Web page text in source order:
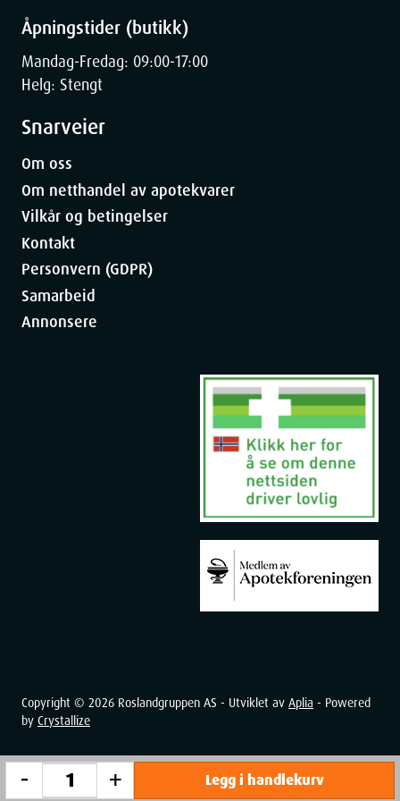
Ingredienser
Inneholder fexofenadin, mikrokrystallinsk cellulose, maisstivelse,
krysskarmellosenatrium, magnesiumstearat, hypromellose,
jernoksid.
Width
12.6cm
- + Legg i handlekurv
Åpningstider (butikk)
Mandag-Fredag: 09:00-17:00
Helg: Stengt
Snarveier
Om oss
Om netthandel av apotekvarer
Vilkår og betingelser
Kontakt
Personvern (GDPR)
Samarbeid
Annonsere
Copyright © 2026 Roslandgruppen AS - Utviklet av Aplia - Powered
by Crystallize